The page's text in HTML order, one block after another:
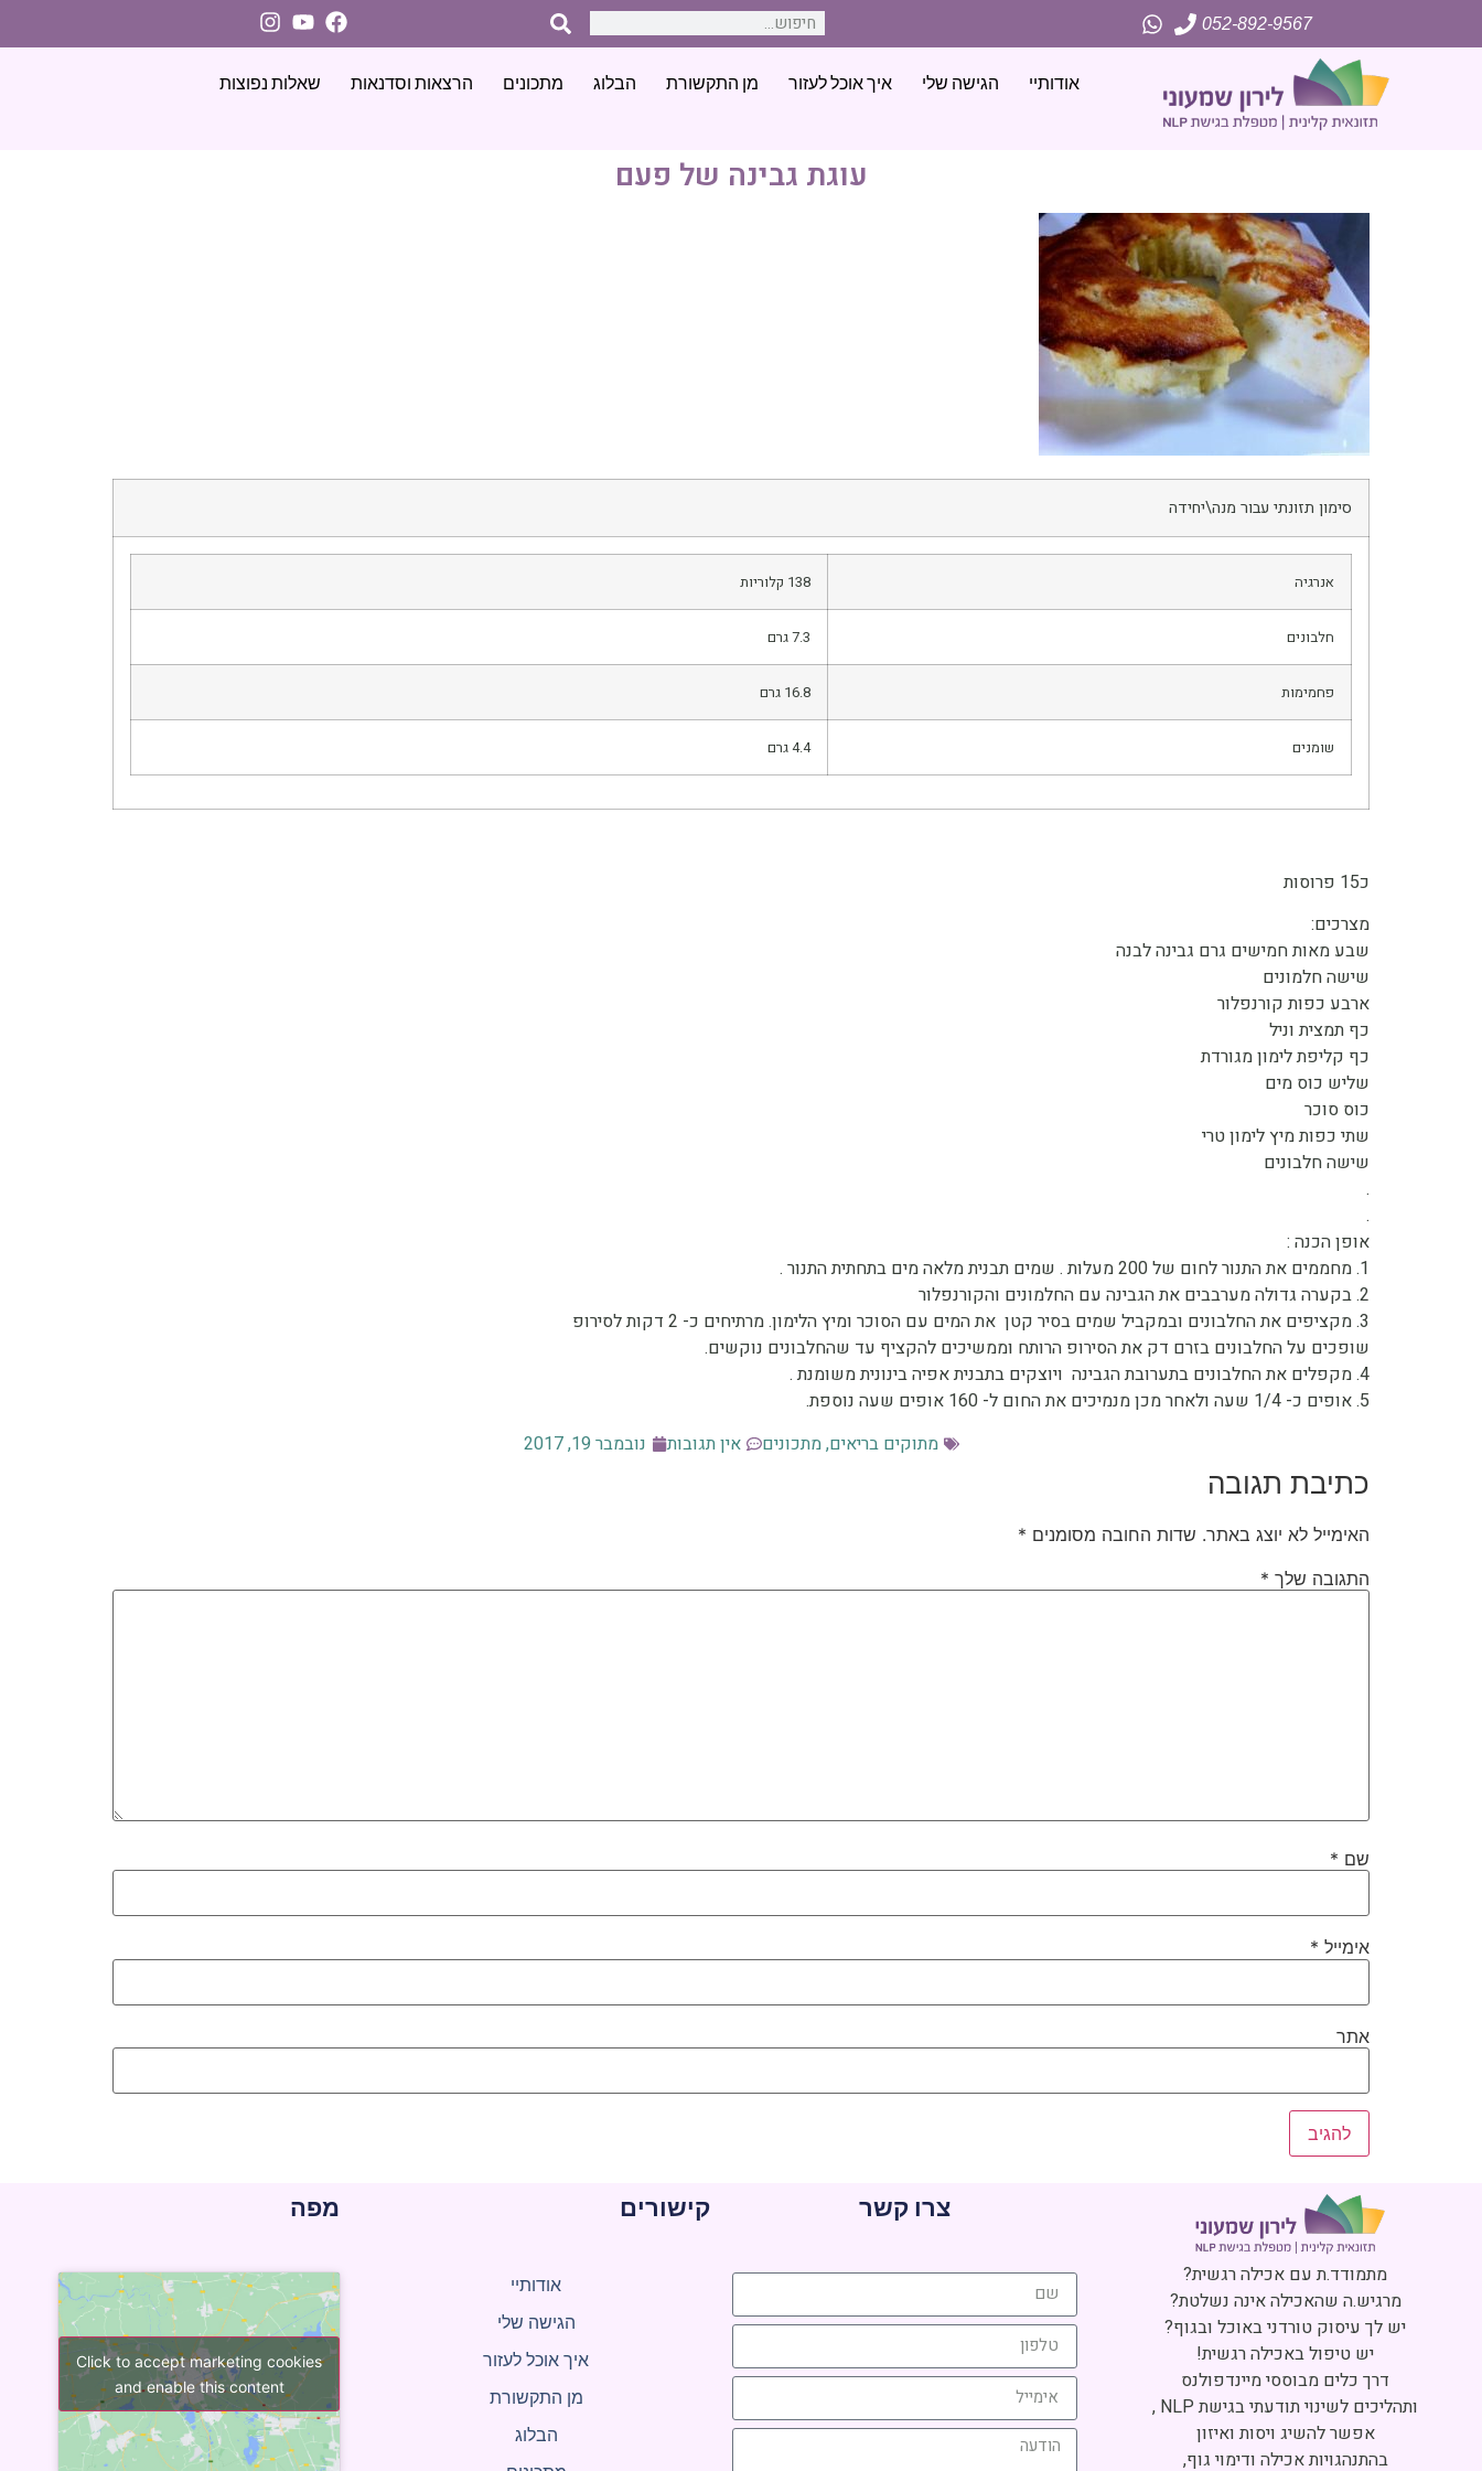
052-892-9567
אודותיי הגישה שלי איך אוכל לעזור מן התקשורת הבלוג מתכונים הרצאות וסדנאות שאלות נפוצות
עוגת גבינה של פעם
סימון תזונתי עבור מנה\יחידה
אנרגיה 138 קלוריות
חלבונים 7.3 גרם
פחמימות 16.8 גרם
שומנים 4.4 גרם
כ15 פרוסות
מצרכים:
שבע מאות חמישים גרם גבינה לבנה
שישה חלמונים
ארבע כפות קורנפלור
כף תמצית וניל
כף קליפת לימון מגורדת
שליש כוס מים
כוס סוכר
שתי כפות מיץ לימון טרי
שישה חלבונים
.
.
אופן הכנה :
1. מחממים את התנור לחום של 200 מעלות . שמים תבנית מלאה מים בתחתית התנור .
2. בקערה גדולה מערבבים את הגבינה עם החלמונים והקורנפלור
3. מקציפים את החלבונים ובמקביל שמים בסיר קטן את המים עם הסוכר ומיץ הלימון. מרתיחים כ- 2 דקות לסירופ
שופכים על החלבונים בזרם דק את הסירופ הרותח וממשיכים להקציף עד שהחלבונים נוקשים.
4. מקפלים את החלבונים בתערובת הגבינה ויוצקים בתבנית אפיה בינונית משומנת .
5. אופים כ- 1/4 שעה ולאחר מכן מנמיכים את החום ל- 160 אופים שעה נוספת.
מתוקים בריאים,מתכונים אין תגובות נובמבר 19, 2017
כתיבת תגובה
האימייל לא יוצג באתר. שדות החובה מסומנים *
התגובה שלך *
שם *
אימייל *
אתר
מתמודד.ת עם אכילה רגשית?
מרגיש.ה שהאכילה אינה נשלטת?
יש לך עיסוק טורדני באוכל ובגוף?
יש טיפול באכילה רגשית!
דרך כלים מבוססי מיינדפולנס
ותהליכים לשינוי תודעתי בגישת NLP ,
אפשר להשיג ויסות ואיזון
בהתנהגויות אכילה ודימוי גוף,
צרו קשר קישורים
אודותיי
הגישה שלי
איך אוכל לעזור
מן התקשורת
הבלוג
מפה
Click to accept marketing cookies
and enable this content